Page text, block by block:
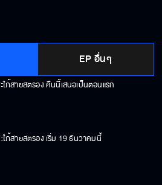
EP อื่นๆ
ใภ้สายสตรอง คืนนี้เสนอเป็นตอนแรก
ใภ้สายสตรอง เริ่ม 19 ธันวาคมนี้